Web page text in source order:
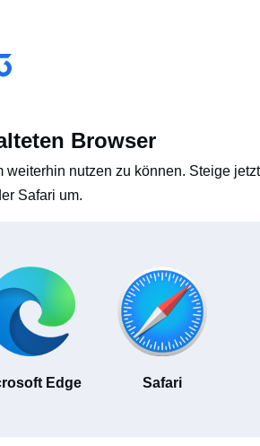
Browser
nutzen zu können. Steige jetzt
Safari um.
Edge Safari